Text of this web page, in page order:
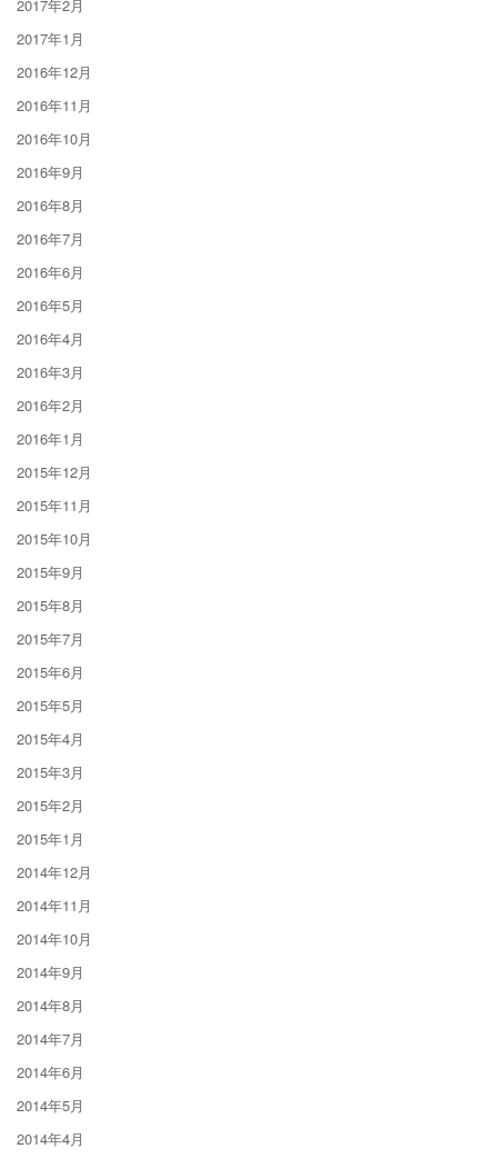
2017年2月
2017年1月
2016年12月
2016年11月
2016年10月
2016年9月
2016年8月
2016年7月
2016年6月
2016年5月
2016年4月
2016年3月
2016年2月
2016年1月
2015年12月
2015年11月
2015年10月
2015年9月
2015年8月
2015年7月
2015年6月
2015年5月
2015年4月
2015年3月
2015年2月
2015年1月
2014年12月
2014年11月
2014年10月
2014年9月
2014年8月
2014年7月
2014年6月
2014年5月
2014年4月